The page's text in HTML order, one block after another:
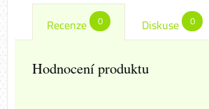
Recenze 0 Diskuse 0
Hodnocení produktu